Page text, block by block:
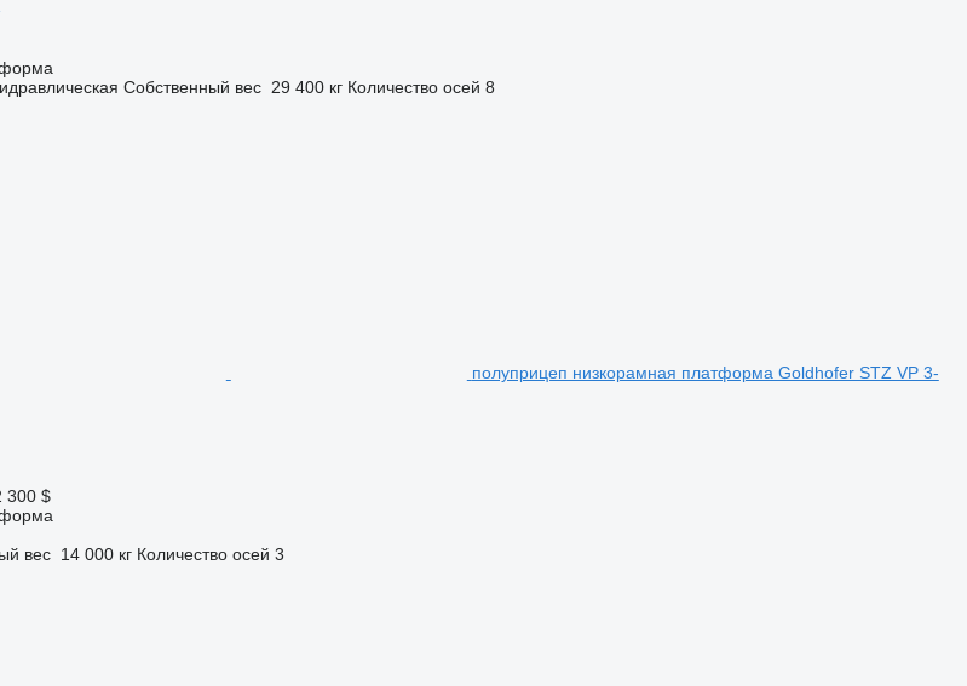
Собственный вес 29 400 кг Количество осей 8
полуприцеп низкорамная платформа Goldhofer STZ VP 3-
300 $
вес 14 000 кг Количество осей 3